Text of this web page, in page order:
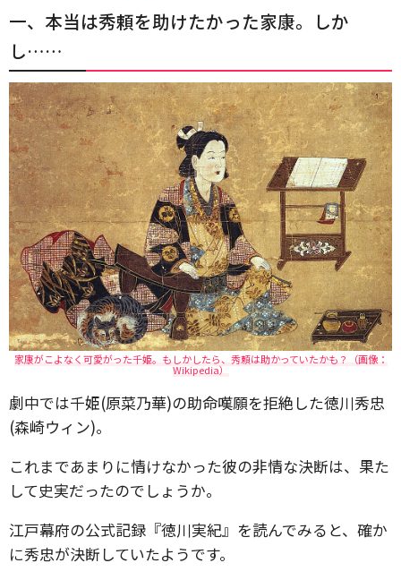
一、本当は秀頼を助けたかった家康。しか
し……
家康がこよなく可愛がった千姫。もしかしたら、秀頼は助かっていたかも？（画像：
Wikipedia）
劇中では千姫(原菜乃華)の助命嘆願を拒絶した徳川秀忠
(森崎ウィン)。
これまであまりに情けなかった彼の非情な決断は、果た
して史実だったのでしょうか。
江戸幕府の公式記録『徳川実紀』を読んでみると、確か
に秀忠が決断していたようです。